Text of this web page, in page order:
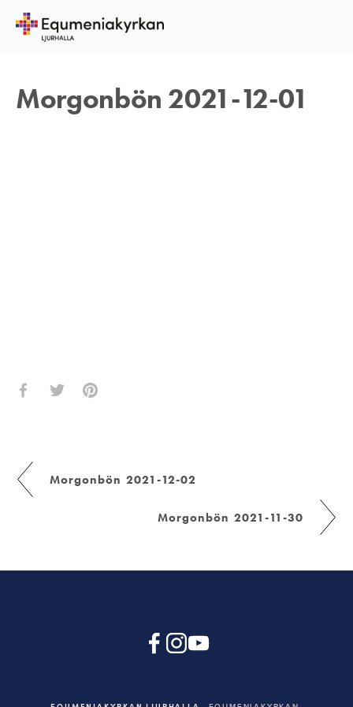
Morgonbön 2021-12-01
1 DECEMBER 2021
Morgonbön 2021-12-02
Morgonbön 2021-11-30